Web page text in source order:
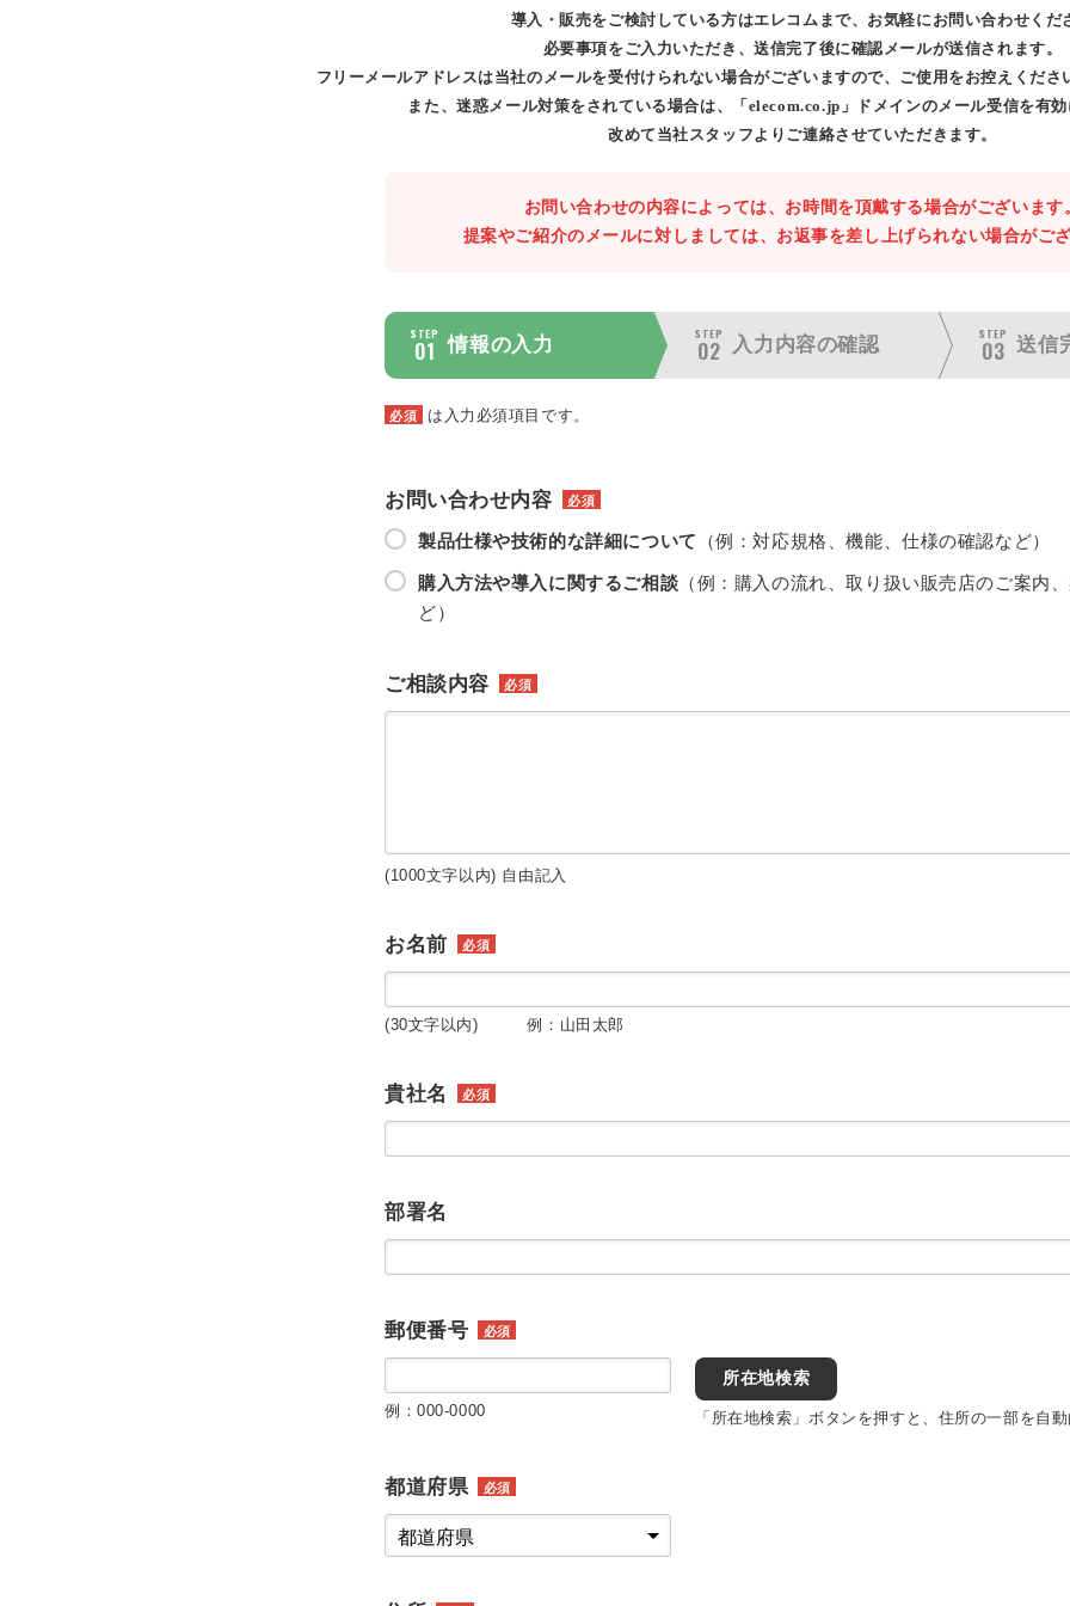
導入・販売をご検討している方はエレコムまで、お気軽にお問い合わせくだ
必要事項をご入力いただき、送信完了後に確認メールが送信されます。
フリーメールアドレスは当社のメールを受付けられない場合がございますので、ご使用をお控えくださ
また、迷惑メール対策をされている場合は、「elecom.co.jp」ドメインのメール受信を有効
改めて当社スタッフよりご連絡させていただきます。
お問い合わせの内容によっては、お時間を頂戴する場合がございます
提案やご紹介のメールに対しましては、お返事を差し上げられない場合がござ
STEP
01 情報の入力
STEP
02 入力内容の確認
STEP
03 送信
必須 は入力必須項目です。
お問い合わせ内容 必須
製品仕様や技術的な詳細について （例：対応規格、機能、仕様の確認など）
購入方法や導入に関するご相談 （例：購入の流れ、取り扱い販売店のご案内
ど）
ご相談内容 必須
(1000文字以内) 自由記入
お名前 必須
(30文字以内) 例：山田太郎
貴社名 必須
部署名
郵便番号 必須
例：000-0000
所在地検索
「所在地検索」ボタンを押すと、住所の一部を自動
都道府県 必須